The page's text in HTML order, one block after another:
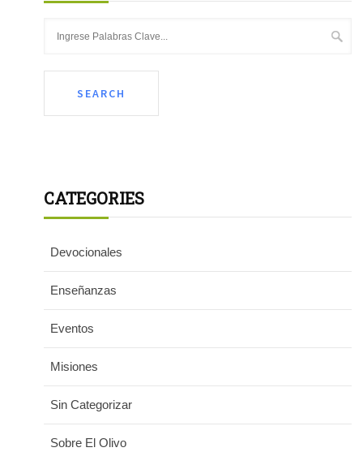
CATEGORIES
Devocionales
Enseñanzas
Eventos
Misiones
Sin Categorizar
Sobre El Olivo